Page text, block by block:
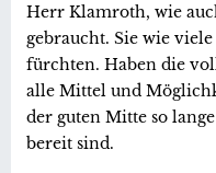
Herr Klamroth, wie
gebraucht. Sie wie
fürchten. Haben die
alle Mittel und
der guten Mitte so
bereit sind.